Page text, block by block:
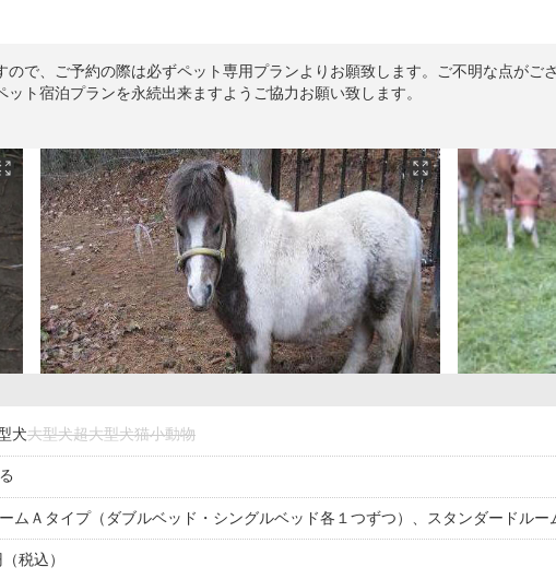
で、ご予約の際は必ずペット専用プランよりお願致します。ご不明な点がご
ト宿泊プランを永続出来ますようご協力お願い致します。
犬大型犬超大型犬猫小動物
ムＡタイプ（ダブルベッド・シングルベッド各１つずつ）、スタンダードルー
税込）